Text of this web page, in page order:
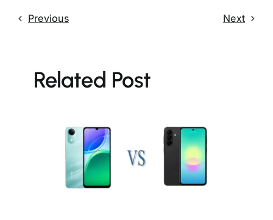
Previous Next
Related Post